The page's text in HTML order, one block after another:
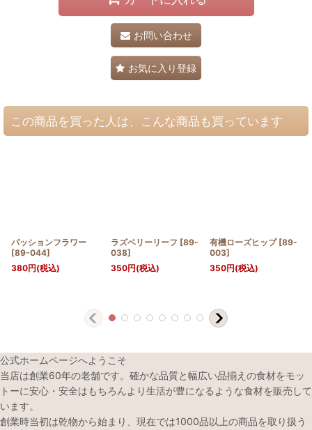
お問い合わせ
お気に入り登録
この商品を買った人は、こんな商品も買っています
パッションフラワー
[89-044]
380円(税込)
ラズベリーリーフ [89-
038]
350円(税込)
有機ローズヒップ [89-
003]
350円(税込)
公式ホームページへようこそ
当店は創業60年の老舗です。確かな品質と幅広い品揃えの食材をモッ
トーに安心・安全はもちろんより生活が豊になるような食材を販売して
います。
創業時当初は乾物から始まり、現在では1000品以上の商品を取り扱う